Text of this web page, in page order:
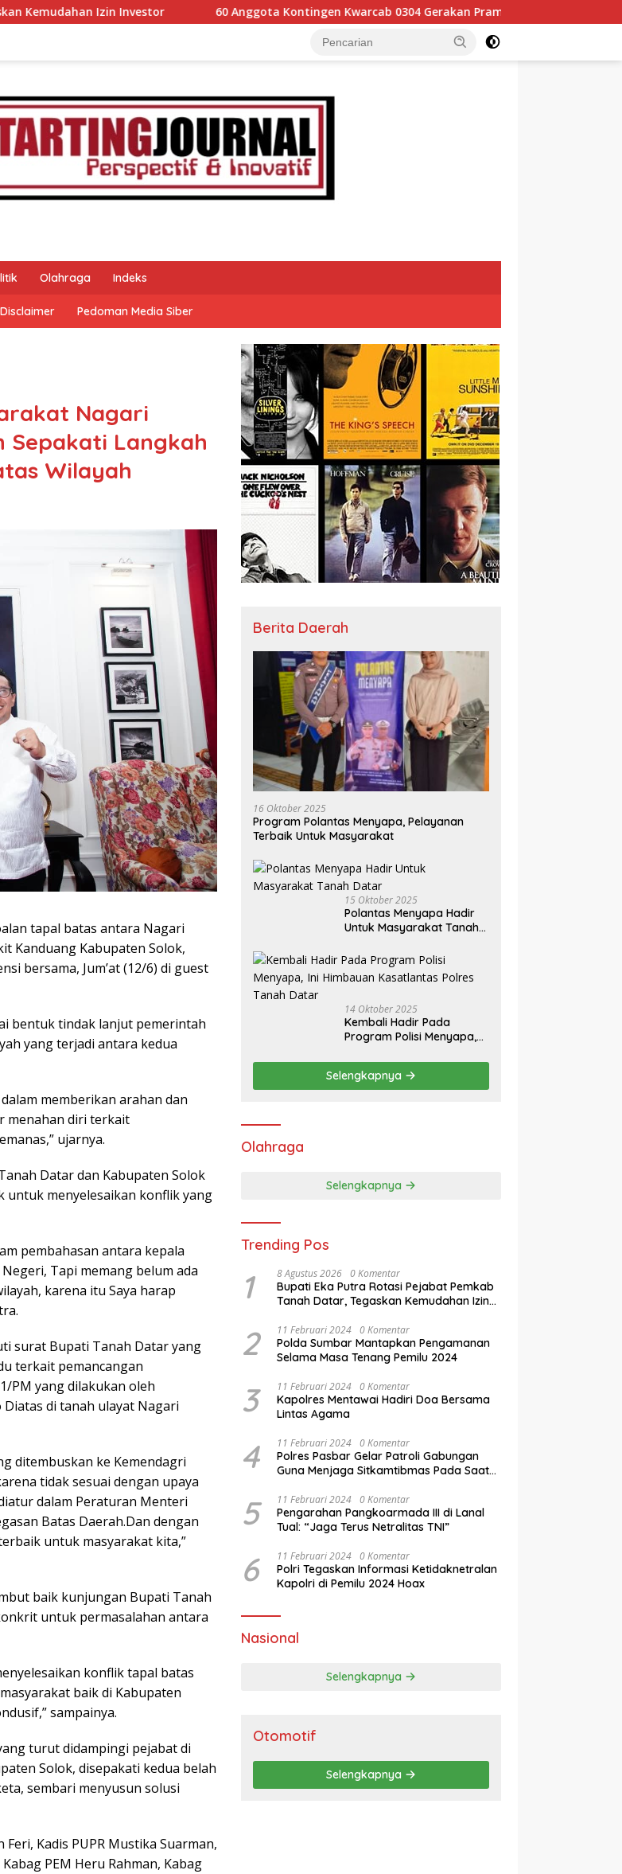
60 Anggota Kontingen Kwarcab 0304 Gerakan Pramuka Tanah Datar Ikuti Jamnas XII Ke
Olahraga Indeks
Disclaimer Pedoman Media Siber
Nagari
Sepakati Langkah
Wilayah
tapal batas antara Nagari
Kanduang Kabupaten Solok,
bersama, Jum’at (12/6) di guest
bentuk tindak lanjut pemerintah
yang terjadi antara kedua
memberikan arahan dan
menahan diri terkait
ujarnya.
Datar dan Kabupaten Solok
menyelesaikan konflik yang
pembahasan antara kepala
Tapi memang belum ada
karena itu Saya harap
surat Bupati Tanah Datar yang
terkait pemancangan
PM yang dilakukan oleh
di tanah ulayat Nagari
ditembuskan ke Kemendagri
tidak sesuai dengan upaya
dalam Peraturan Menteri
Batas Daerah.Dan dengan
untuk masyarakat kita,”
baik kunjungan Bupati Tanah
untuk permasalahan antara
konflik tapal batas
baik di Kabupaten
sampainya.
turut didampingi pejabat di
Solok, disepakati kedua belah
sembari menyusun solusi
Kadis PUPR Mustika Suarman,
PEM Heru Rahman, Kabag
Berita Daerah
16 Oktober 2025
Program Polantas Menyapa, Pelayanan
Terbaik Untuk Masyarakat
15 Oktober 2025
Polantas Menyapa Hadir
Untuk Masyarakat Tanah
14 Oktober 2025
Kembali Hadir Pada
Program Polisi Menyapa,
Polres Tanah Datar
Selengkapnya
Olahraga
Selengkapnya
Trending Pos
1 8 Agustus 2026 0 Komentar
Bupati Eka Putra Rotasi Pejabat Pemkab
Tanah Datar, Tegaskan Kemudahan Izin
2 11 Februari 2024 0 Komentar
Polda Sumbar Mantapkan Pengamanan
Selama Masa Tenang Pemilu 2024
3 11 Februari 2024 0 Komentar
Kapolres Mentawai Hadiri Doa Bersama
Lintas Agama
4 11 Februari 2024 0 Komentar
Polres Pasbar Gelar Patroli Gabungan
Guna Menjaga Sitkamtibmas Pada Saat
5 11 Februari 2024 0 Komentar
Pengarahan Pangkoarmada III di Lanal
Tual: “Jaga Terus Netralitas TNI”
6 11 Februari 2024 0 Komentar
Polri Tegaskan Informasi Ketidaknetralan
Kapolri di Pemilu 2024 Hoax
Nasional
Selengkapnya
Otomotif
Selengkapnya